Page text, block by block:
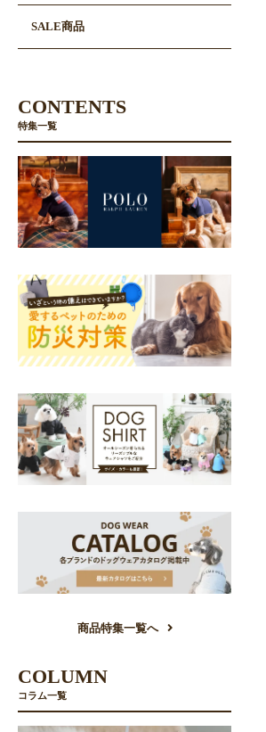
SALE商品
CONTENTS
特集一覧
商品特集一覧へ
COLUMN
コラム一覧